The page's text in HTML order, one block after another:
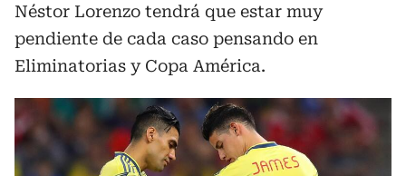
Néstor Lorenzo tendrá que estar muy
pendiente de cada caso pensando en
Eliminatorias y Copa América.